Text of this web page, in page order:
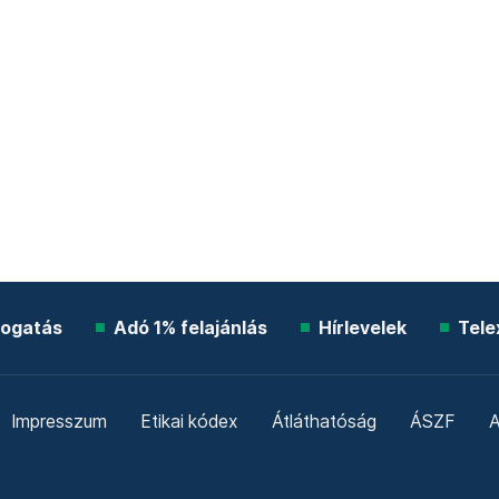
Adó 1% felajánlás Hírlevelek
Impresszum Etikai kódex Átláthatóság ÁSZF